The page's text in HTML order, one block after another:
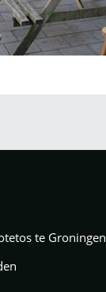
te Groningen